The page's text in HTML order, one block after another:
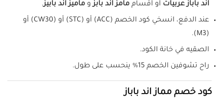
اند باباز عربيات أو أقسام مامز اند بابزو ماميز اند بابيز.
عند الدفع، انسخي كود الخصم (ACC) أو (STC) أو (CW30) أو
(M3).
الصقيه في خانة الكود.
راح تشوفين الخصم 15% ينحسب على طول.
كود خصم مماز اند باباز